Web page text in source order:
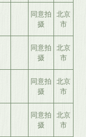
同意拍
摄
北京
市
同意拍
摄
北京
市
同意拍
摄
北京
市
同意拍
摄
北京
市